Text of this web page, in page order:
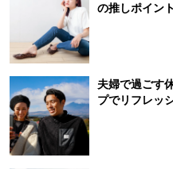
の推しポイン
夫婦で過ごす
プでリフレッ